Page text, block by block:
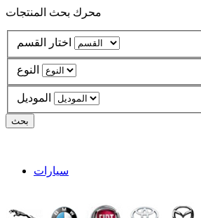
محرك بحث المنتجات
اختار القسم
النوع
الموديل
سيارات